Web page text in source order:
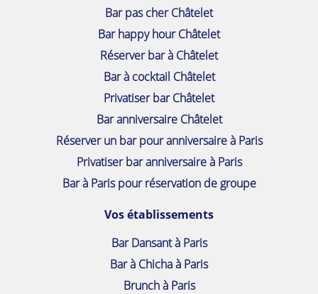
Bar pas cher Châtelet
Bar happy hour Châtelet
Réserver bar à Châtelet
Bar à cocktail Châtelet
Privatiser bar Châtelet
Bar anniversaire Châtelet
Réserver un bar pour anniversaire à Paris
Privatiser bar anniversaire à Paris
Bar à Paris pour réservation de groupe
Vos établissements
Bar Dansant à Paris
Bar à Chicha à Paris
Brunch à Paris